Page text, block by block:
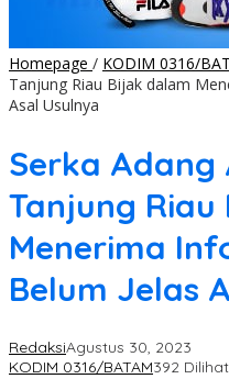
Homepage / KODIM 0316/
Tanjung Riau Bijak dalam
Asal Usulnya
Serka
Tanjung
Menerima
Belum Jelas
RedaksiAgustus 30, 2023
KODIM 0316/BATAM392 Dilihat